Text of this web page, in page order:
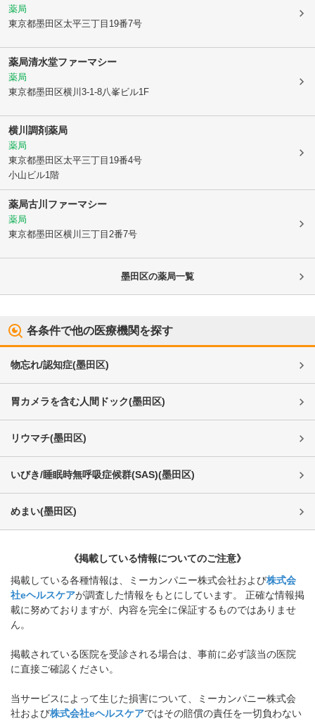
薬局
東京都墨田区太平三丁目19番7号
薬局清水堂ファーマシー
薬局
東京都墨田区横川3-1-8八峯ビル1F
横川調剤薬局
薬局
東京都墨田区太平三丁目19番4号
小山ビル1階
薬局古川ファーマシー
薬局
東京都墨田区横川三丁目2番7号
墨田区の薬局一覧
各条件で他の医療機関を探す
物忘れ/認知症(墨田区)
胃カメラを含む人間ドック(墨田区)
リウマチ(墨田区)
いびき/睡眠時無呼吸症候群(SAS)(墨田区)
めまい(墨田区)
《掲載している情報についてのご注意》
掲載している各種情報は、ミーカンパニー株式会社および株式会
社eヘルスケアが調査した情報をもとにしています。 正確な情報掲
載に努めておりますが、内容を完全に保証するものではありませ
ん。
掲載されている医院を受診される場合は、事前に必ず該当の医院
に直接ご確認ください。
当サービスによって生じた損害について、ミーカンパニー株式会
社および株式会社eヘルスケアではその賠償の責任を一切負わない